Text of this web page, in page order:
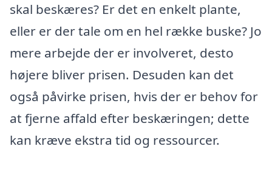
skal beskæres? Er det en enkelt plante,
eller er der tale om en hel række buske? Jo
mere arbejde der er involveret, desto
højere bliver prisen. Desuden kan det
også påvirke prisen, hvis der er behov for
at fjerne affald efter beskæringen; dette
kan kræve ekstra tid og ressourcer.